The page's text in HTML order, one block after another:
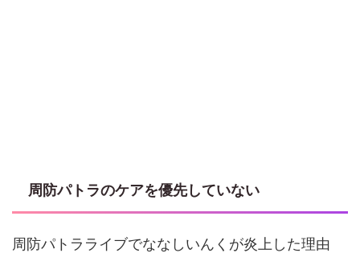
周防パトラのケアを優先していない
周防パトラライブでななしいんくが炎上した理由